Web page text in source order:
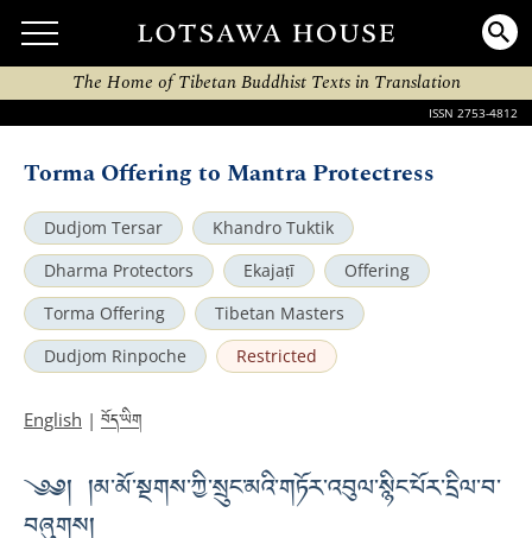
The Home of Tibetan Buddhist Texts in Translation
ISSN 2753-4812
Torma Offering to Mantra Protectress
Dudjom Tersar
Khandro Tuktik
Dharma Protectors
Ekajaṭī
Offering
Torma Offering
Tibetan Masters
Dudjom Rinpoche
Restricted
English | བོད་ཡིག
༄༅། །མ་མོ་སྔགས་ཀྱི་སྲུང་མའི་གཏོར་འབུལ་སྙིང་པོར་དྲིལ་བ་